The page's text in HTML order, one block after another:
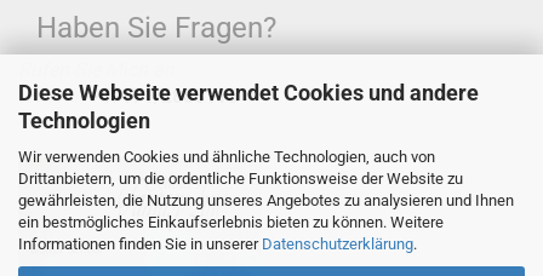
Diese Webseite verwendet Cookies und andere
Technologien
Wir verwenden Cookies und ähnliche Technologien, auch von
Drittanbietern, um die ordentliche Funktionsweise der Website zu
gewährleisten, die Nutzung unseres Angebotes zu analysieren und Ihnen
ein bestmögliches Einkaufserlebnis bieten zu können. Weitere
Informationen finden Sie in unserer Datenschutzerklärung.
Haben Sie Fragen?
Hotline:+49171/2888115